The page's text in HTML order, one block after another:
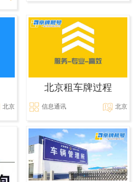
北京
北京租车牌过程
信息通讯 北京